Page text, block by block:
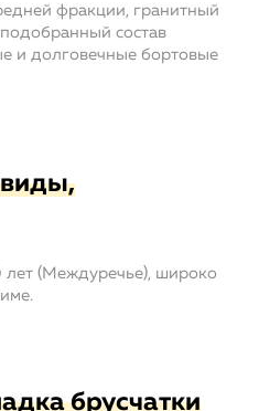
фракции, гранитный
состав
и долговечные бортовые
виды,
лет (Междуречье), широко
брусчатки